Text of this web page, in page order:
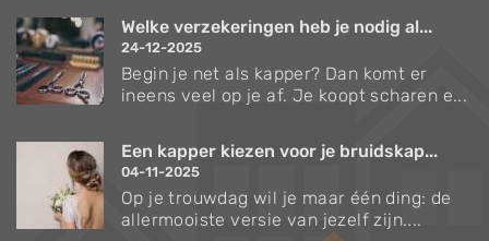
Welke verzekeringen heb je nodig al...
24-12-2025
Begin je net als kapper? Dan komt er
ineens veel op je af. Je koopt scharen e...
Een kapper kiezen voor je bruidskap...
04-11-2025
Op je trouwdag wil je maar één ding: de
allermooiste versie van jezelf zijn....